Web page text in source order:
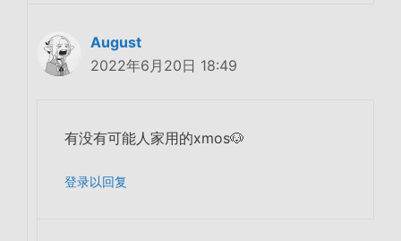
August
2022年6月20日 18:49
有没有可能人家用的xmos🐶
登录以回复